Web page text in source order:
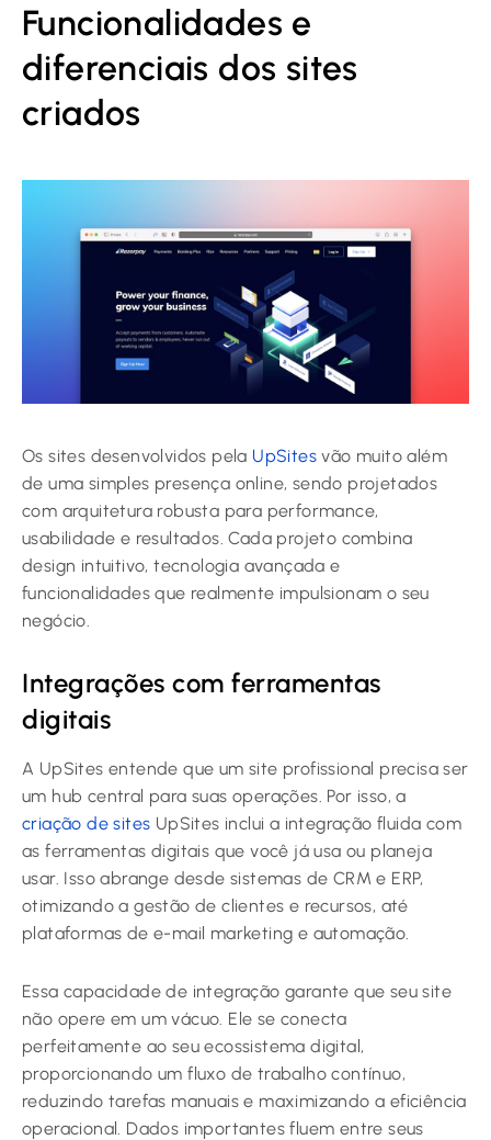
Funcionalidades e
diferenciais dos sites
criados
Os sites desenvolvidos pela UpSites vão muito além
de uma simples presença online, sendo projetados
com arquitetura robusta para performance,
usabilidade e resultados. Cada projeto combina
design intuitivo, tecnologia avançada e
funcionalidades que realmente impulsionam o seu
negócio.
Integrações com ferramentas
digitais
A UpSites entende que um site profissional precisa ser
um hub central para suas operações. Por isso, a
criação de sites UpSites inclui a integração fluida com
as ferramentas digitais que você já usa ou planeja
usar. Isso abrange desde sistemas de CRM e ERP,
otimizando a gestão de clientes e recursos, até
plataformas de e-mail marketing e automação.
Essa capacidade de integração garante que seu site
não opere em um vácuo. Ele se conecta
perfeitamente ao seu ecossistema digital,
proporcionando um fluxo de trabalho contínuo,
reduzindo tarefas manuais e maximizando a eficiência
operacional. Dados importantes fluem entre seus